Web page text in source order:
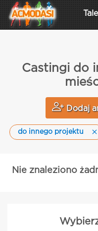
Castingi do
Dodaj
do innego projektu
Nie znaleziono